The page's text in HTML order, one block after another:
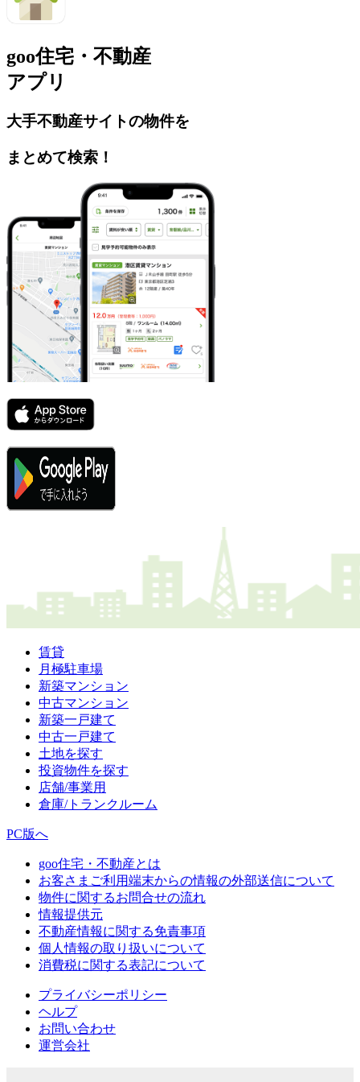
goo住宅・不動産
アプリ
大手不動産サイトの物件を
まとめて検索！
賃貸
月極駐車場
新築マンション
中古マンション
新築一戸建て
中古一戸建て
土地を探す
投資物件を探す
店舗/事業用
倉庫/トランクルーム
PC版へ
goo住宅・不動産とは
お客さまご利用端末からの情報の外部送信について
物件に関するお問合せの流れ
情報提供元
不動産情報に関する免責事項
個人情報の取り扱いについて
消費税に関する表記について
プライバシーポリシー
ヘルプ
お問い合わせ
運営会社